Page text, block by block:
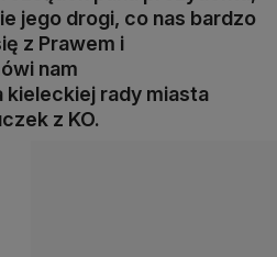
jego drogi, co nas bardzo
z Prawem i
nam
rady miasta
z KO.